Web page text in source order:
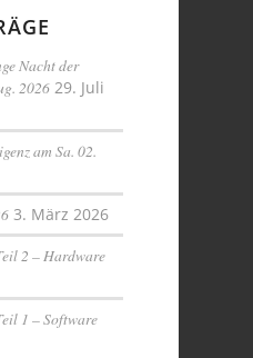
Nacht der
2026 29. Juli
am Sa. 02.
3. März 2026
2 – Hardware
1 – Software